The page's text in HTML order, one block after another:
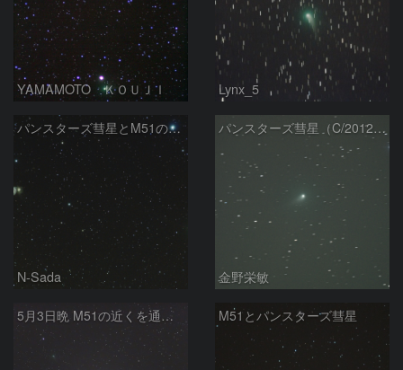
YAMAMOTO ＫＯＵＪＩ Lynx_5
パンスターズ彗星とM51の接近
N-Sada
パンスターズ彗星（C/2012 K1）
金野栄敏
5月3日晩 M51の近くを通り過ぎるパンスターズ彗星 M51とパンスターズ彗星